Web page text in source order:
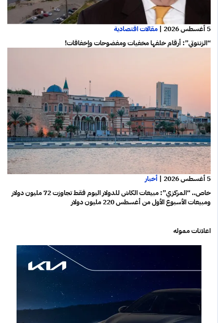
5 أغسطس 2026 | مقالات اقتصادية
“الزنتوتي”: أرقام خلفها مخفيات ومفضوحات وإخفاقات!
5 أغسطس 2026 | أخبار
خاص.. “المركزي”: مبيعات الكاش للدولار اليوم فقط تجاوزت 72 مليون دولار
ومبيعات الأسبوع الأول من أغسطس 220 مليون دولار
اعلانات مموله